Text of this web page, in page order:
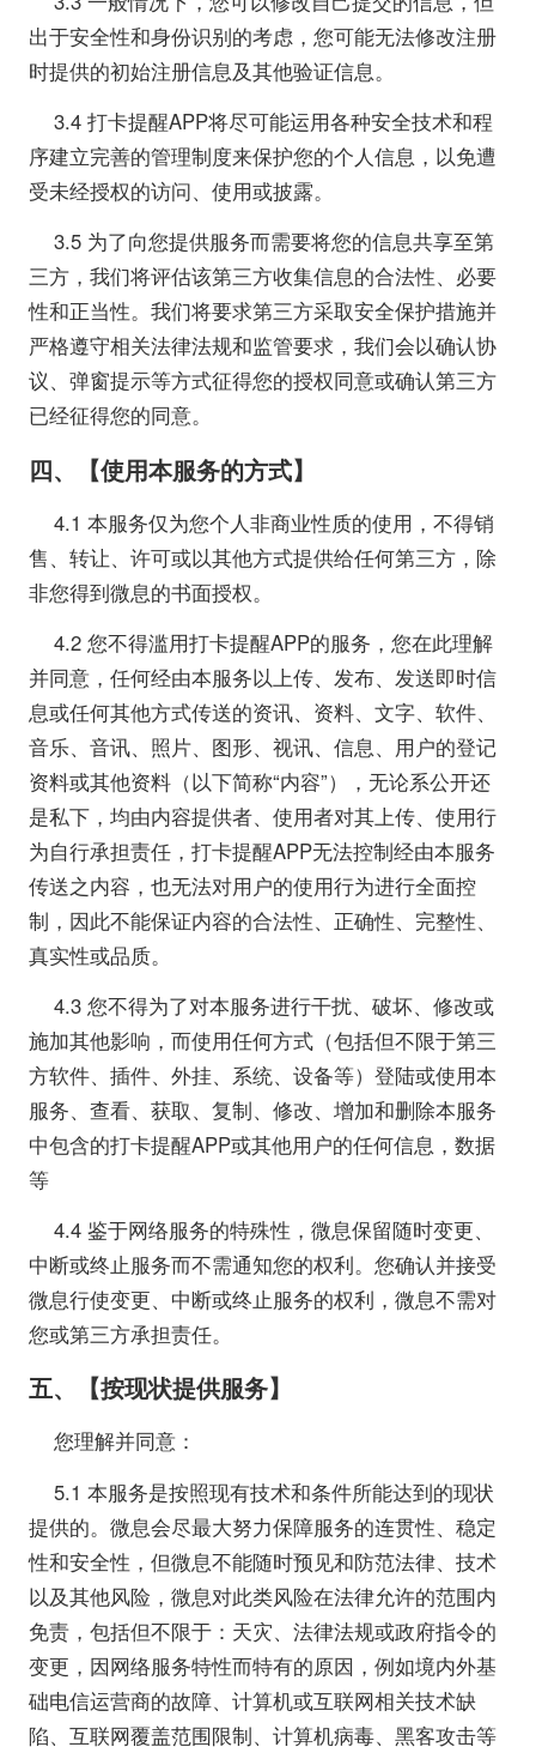
出于安全性和身份识别的考虑，您可能无法修改注册
时提供的初始注册信息及其他验证信息。
3.4 打卡提醒APP将尽可能运用各种安全技术和程
序建立完善的管理制度来保护您的个人信息，以免遭
受未经授权的访问、使用或披露。
3.5 为了向您提供服务而需要将您的信息共享至第
三方，我们将评估该第三方收集信息的合法性、必要
性和正当性。我们将要求第三方采取安全保护措施并
严格遵守相关法律法规和监管要求，我们会以确认协
议、弹窗提示等方式征得您的授权同意或确认第三方
已经征得您的同意。
四、【使用本服务的方式】
4.1 本服务仅为您个人非商业性质的使用，不得销
售、转让、许可或以其他方式提供给任何第三方，除
非您得到微息的书面授权。
4.2 您不得滥用打卡提醒APP的服务，您在此理解
并同意，任何经由本服务以上传、发布、发送即时信
息或任何其他方式传送的资讯、资料、文字、软件、
音乐、音讯、照片、图形、视讯、信息、用户的登记
资料或其他资料（以下简称“内容”），无论系公开还
是私下，均由内容提供者、使用者对其上传、使用行
为自行承担责任，打卡提醒APP无法控制经由本服务
传送之内容，也无法对用户的使用行为进行全面控
制，因此不能保证内容的合法性、正确性、完整性、
真实性或品质。
4.3 您不得为了对本服务进行干扰、破坏、修改或
施加其他影响，而使用任何方式（包括但不限于第三
方软件、插件、外挂、系统、设备等）登陆或使用本
服务、查看、获取、复制、修改、增加和删除本服务
中包含的打卡提醒APP或其他用户的任何信息，数据
等
4.4 鉴于网络服务的特殊性，微息保留随时变更、
中断或终止服务而不需通知您的权利。您确认并接受
微息行使变更、中断或终止服务的权利，微息不需对
您或第三方承担责任。
五、【按现状提供服务】
您理解并同意：
5.1 本服务是按照现有技术和条件所能达到的现状
提供的。微息会尽最大努力保障服务的连贯性、稳定
性和安全性，但微息不能随时预见和防范法律、技术
以及其他风险，微息对此类风险在法律允许的范围内
免责，包括但不限于：天灾、法律法规或政府指令的
变更，因网络服务特性而特有的原因，例如境内外基
础电信运营商的故障、计算机或互联网相关技术缺
陷、互联网覆盖范围限制、计算机病毒、黑客攻击等